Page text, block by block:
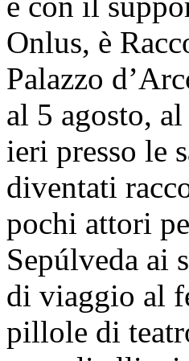
Onlus, è
Palazzo
al 5 agosto,
ieri presso le
diventati
pochi attori
Sepúlveda ai
di viaggio al
pillole di